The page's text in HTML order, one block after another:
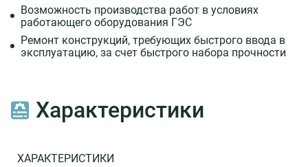
состав
MAPEGROUT®
Hi
Flow
10)
Возможность производства работ в условиях
работающего оборудования ГЭС
Ремонт конструкций, требующих быстрого ввода в
эксплуатацию, за счет быстрого набора прочности
Характеристики
ХАРАКТЕРИСТИКИ